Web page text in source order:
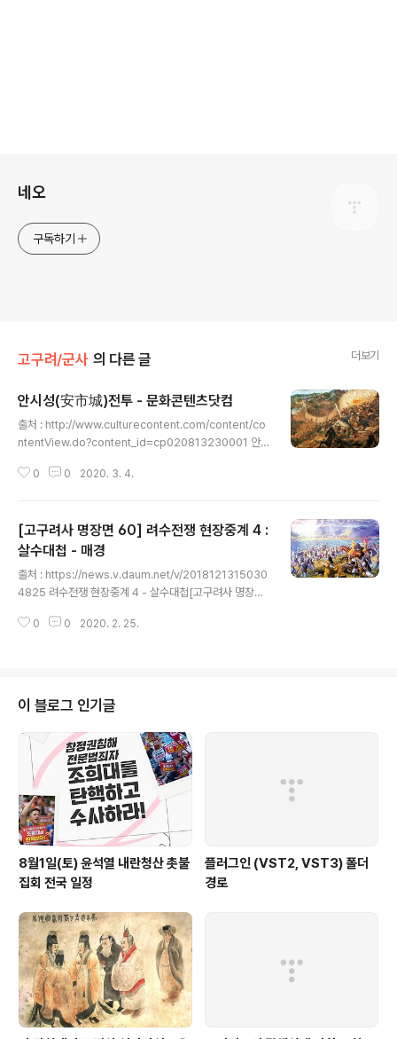
네오
구독하기
고구려/군사 의 다른 글 더보기
안시성(安市城)전투 - 문화콘텐츠닷컴
출처 : http://www.culturecontent.com/content/co
ntentView.do?content_id=cp020813230001 안
4) 6월～9월 안시성전투 기록화 고구려 보장왕 4년(64
에 사신을 보내어 차후 신라를 침범하지 말도록 권유하였
으나 고구려는 이에 불응하였다. 644년 11월, 당 태종은
이에 고구려국왕을 시해한 연개소문을 응징한다는 명분을
내세워 형부상서 장량(張亮)으로 평양도행군대총관을, 태
자첨사좌위솔 이세적(李世勣)으로 요동도행군대총관을
삼고 자신이 직접 원정에 나서는 제1차 고·당 전쟁을 일으
0 0 2020. 3. 4.
[고구려사 명장면 60] 려수전쟁 현장중계 4 :
살수대첩 - 매경
출처 : https://news.v.daum.net/v/2018121315030
4825 려수전쟁 현장중계 4 - 살수대첩[고구려사 명장면
이쳐 흐르는데수나라 백만대군이 이곳에서 고기밥이 되었
청천강을 바라보며 읊은 시이다. 고구려의 살수대첩을 떠
올린 이 시를 듣고 명나라 사신이 얼굴을 붉히며 그만 붓을
놓고 말았다고 한다. 이 이야기처럼 수의 대군을 격파한 살
수대첩은 우리 역사에서 가장 통쾌한 장면으로 예로부터
끊임없이 환기되어 왔다. 고려 때 귀주대첩, 조선 임진왜란
때 한산..
0 0 2020. 2. 25.
이 블로그 인기글
8월1일(토) 윤석열 내란청산 촛불
집회 전국 일정
플러그인 (VST2, VST3) 폴더
경로